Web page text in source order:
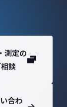
測定の
談
合わ